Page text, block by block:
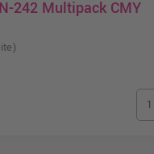
242 Multipack CMY